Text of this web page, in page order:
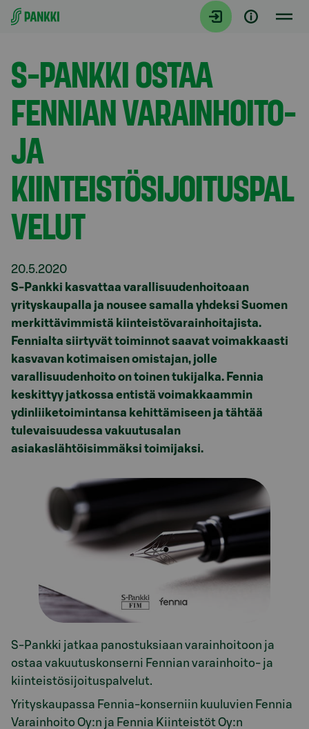
Siirry suoraan sisältöön
Tiedotteet
S-PANKKI OSTAA
FENNIAN VARAINHOITO-
JA
KIINTEISTÖSIJOITUSPAL
VELUT
20.5.2020
S-Pankki kasvattaa varallisuudenhoitoaan
yrityskaupalla ja nousee samalla yhdeksi Suomen
merkittävimmistä kiinteistövarainhoitajista.
Fennialta siirtyvät toiminnot saavat voimakkaasti
kasvavan kotimaisen omistajan, jolle
varallisuudenhoito on toinen tukijalka. Fennia
keskittyy jatkossa entistä voimakkaammin
ydinliiketoimintansa kehittämiseen ja tähtää
tulevaisuudessa vakuutusalan
asiakaslähtöisimmäksi toimijaksi.
S-Pankki jatkaa panostuksiaan varainhoitoon ja
ostaa vakuutuskonserni Fennian varainhoito- ja
kiinteistösijoituspalvelut.
Yrityskaupassa Fennia-konserniin kuuluvien Fennia
Varainhoito Oy:n ja Fennia Kiinteistöt Oy:n